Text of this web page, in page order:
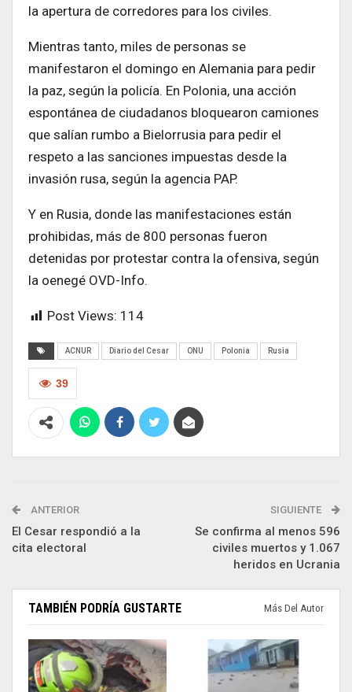
la apertura de corredores para los civiles.
Mientras tanto, miles de personas se
manifestaron el domingo en Alemania para pedir
la paz, según la policía. En Polonia, una acción
espontánea de ciudadanos bloquearon camiones
que salían rumbo a Bielorrusia para pedir el
respeto a las sanciones impuestas desde la
invasión rusa, según la agencia PAP.
Y en Rusia, donde las manifestaciones están
prohibidas, más de 800 personas fueron
detenidas por protestar contra la ofensiva, según
la oenegé OVD-Info.
Post Views: 114
ACNUR Diario del Cesar ONU Polonia Rusia
39
ANTERIOR
El Cesar respondió a la
cita electoral
SIGUIENTE
Se confirma al menos 596
civiles muertos y 1.067
heridos en Ucrania
TAMBIÉN PODRÍA GUSTARTE Más Del Autor